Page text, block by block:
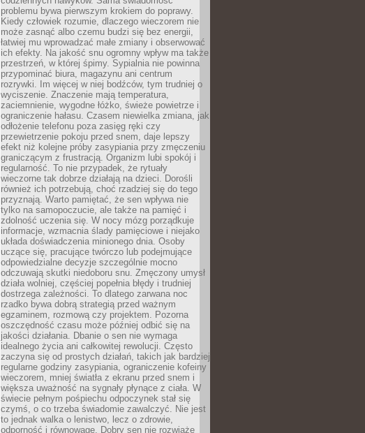
problemu bywa pierwszym krokiem do poprawy.
Kiedy człowiek rozumie, dlaczego wieczorem nie
może zasnąć albo czemu budzi się bez energii,
łatwiej mu wprowadzać małe zmiany i obserwować
ich efekty. Na jakość snu ogromny wpływ ma także
przestrzeń, w której śpimy. Sypialnia nie powinna
przypominać biura, magazynu ani centrum
rozrywki. Im więcej w niej bodźców, tym trudniej o
wyciszenie. Znaczenie mają temperatura,
zaciemnienie, wygodne łóżko, świeże powietrze i
ograniczenie hałasu. Czasem niewielka zmiana, jak
odłożenie telefonu poza zasięg ręki czy
przewietrzenie pokoju przed snem, daje lepszy
efekt niż kolejne próby zasypiania przy zmęczeniu
graniczącym z frustracją. Organizm lubi spokój i
regularność. To nie przypadek, że rytuały
wieczorne tak dobrze działają na dzieci. Dorośli
również ich potrzebują, choć rzadziej się do tego
przyznają. Warto pamiętać, że sen wpływa nie
tylko na samopoczucie, ale także na pamięć i
zdolność uczenia się. W nocy mózg porządkuje
informacje, wzmacnia ślady pamięciowe i niejako
układa doświadczenia minionego dnia. Osoby
uczące się, pracujące twórczo lub podejmujące
odpowiedzialne decyzje szczególnie mocno
odczuwają skutki niedoboru snu. Zmęczony umysł
działa wolniej, częściej popełnia błędy i trudniej
dostrzega zależności. To dlatego zarwana noc
rzadko bywa dobrą strategią przed ważnym
egzaminem, rozmową czy projektem. Pozorna
oszczędność czasu może później odbić się na
jakości działania. Dbanie o sen nie wymaga
idealnego życia ani całkowitej rewolucji. Często
zaczyna się od prostych działań, takich jak bardziej
regularne godziny zasypiania, ograniczenie kofeiny
wieczorem, mniej światła z ekranu przed snem i
większa uważność na sygnały płynące z ciała. W
świecie pełnym pośpiechu odpoczynek stał się
czymś, o co trzeba świadomie zawalczyć. Nie jest
to jednak walka o lenistwo, lecz o zdrowie,
odporność i równowagę. Dobry sen nie rozwiąże